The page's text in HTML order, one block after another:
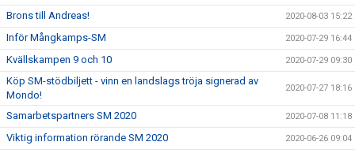
Brons till Andreas! 2020-08-03 15:22
Inför Mångkamps-SM 2020-07-29 16:44
Kvällskampen 9 och 10 2020-07-29 09:30
Köp SM-stödbiljett - vinn en landslags tröja signerad av
Mondo!
2020-07-27 18:16
Samarbetspartners SM 2020 2020-07-08 11:18
Viktig information rörande SM 2020 2020-06-26 09:04